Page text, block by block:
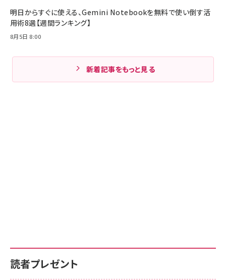
明日からすぐに使える、Gemini Notebookを無料で使い倒す活
用術8選【週間ランキング】
8月5日 8:00
新着記事をもっと見る
読者プレゼント